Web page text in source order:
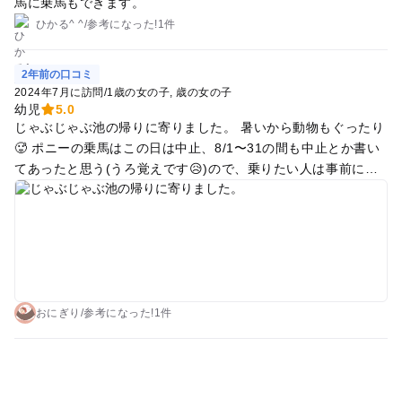
馬に乗馬もできます。
ひかる^ ^/参考に なった!1件
2年前の口コミ
2024年7月に訪問/1歳の女の子 歳の女の子
幼児
5.0
じゃぶじゃぶ池の帰りに寄りました。 暑いから動物もぐったり
🥵 ポニーの乗馬はこの日は中止、8/1〜31の間も中止とか書い
てあったと思う(うろ覚えです😥)ので、乗りたい人は事前に電
話で確認した方が良さそう🤔 鳥、猿、リスなど居ましたが娘は
おにぎり /参考に なった!1件